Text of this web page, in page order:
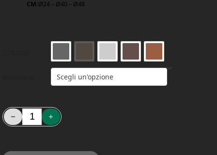
CM:Ø24 – Ø40 – Ø48
Sottovaso rotondo Naxos in PP - Floralgarden quantità